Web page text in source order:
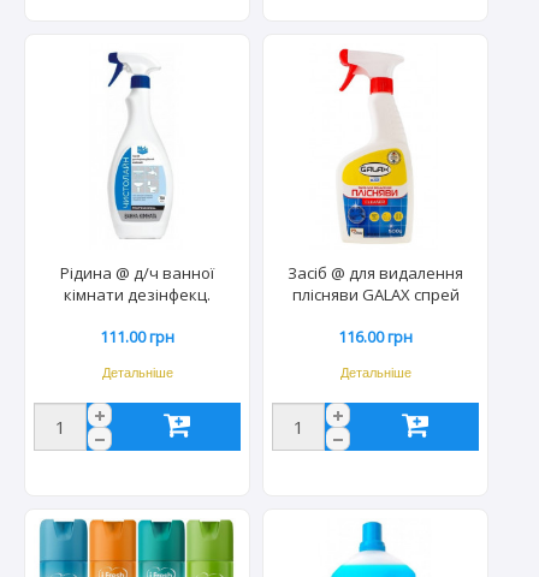
Рідина @ д/ч ванної
кімнати дезінфекц.
0865/1116
111.00 грн
Детальніше
Засіб @ для видалення
плісняви GALAX спрей
116.00 грн
Детальніше